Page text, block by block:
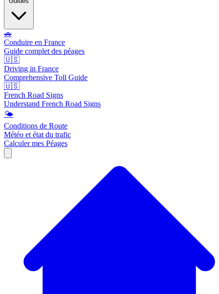
🚗
Conduire en France
Guide complet des péages
🇺🇸
Driving in France
Comprehensive Toll Guide
🇺🇸
French Road Signs
Understand French Road Signs
🌤️
Conditions de Route
Météo et état du trafic
Calculer mes Péages